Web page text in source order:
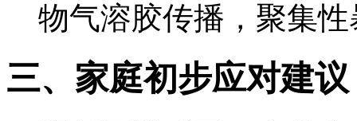
物气溶胶传播，聚集
三、家庭初步应对建议